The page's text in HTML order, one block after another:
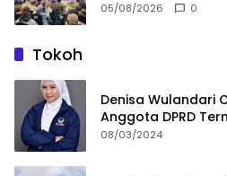
05/08/2026 0
Tokoh
Denisa Wulandari
Anggota DPRD
2029
08/03/2024